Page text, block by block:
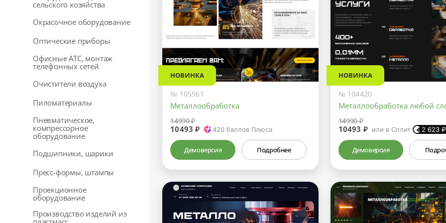
сельского хозяйства
Окрасочное оборудование
Оптические приборы
Офисные АТС, монтаж
телефонных сетей
Очистители воздуха
Пиломатериалы
Пневматическое,
компрессорное
оборудование
Подшипники, шарики
Пресс-формы, штампы
Проекционное
оборудование
Производство изделий из
НОВИНКА
№ 105961
Металлообработка
14990 ₽
10493 ₽ 420баллов Плюса
Демоверсия Подробнее
НОВИНКА
№ 104420
Металлообработка любой
14990 ₽
10493 ₽ или в Сплит 2 623 ₽
Демоверсия